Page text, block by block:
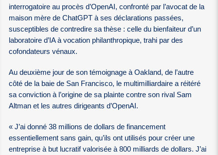
interrogatoire au procès d’OpenAI, confronté par l’avocat de la
maison mère de ChatGPT à ses déclarations passées,
susceptibles de contredire sa thèse : celle du bienfaiteur d’un
laboratoire d’IA à vocation philanthropique, trahi par des
cofondateurs vénaux.
Au deuxième jour de son témoignage à Oakland, de l’autre
côté de la baie de San Francisco, le multimilliardaire a réitéré
sa conviction à l’origine de sa plainte contre son rival Sam
Altman et les autres dirigeants d’OpenAI.
« J’ai donné 38 millions de dollars de financement
essentiellement sans gain, qu’ils ont utilisés pour créer une
entreprise à but lucratif valorisée à 800 milliards de dollars. J’ai